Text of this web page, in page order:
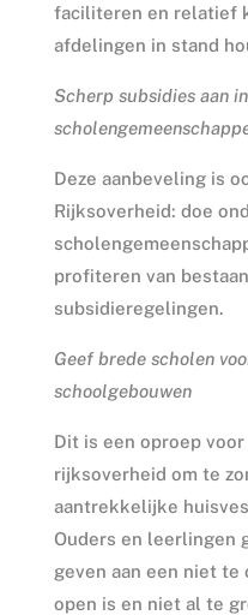
faciliteren en relatief
afdelingen in stand
Scherp subsidies aan
Deze aanbeveling is
Rijksoverheid: doe
profiteren van
subsidieregelingen.
Geef brede scholen
schoolgebouwen
Dit is een oproep
rijksoverheid om te
aantrekkelijke
Ouders en leerlingen
geven aan een niet te
open is en niet al te